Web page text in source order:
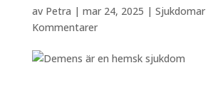
av Petra | mar 24, 2025 | Sjukdomar
Kommentarer